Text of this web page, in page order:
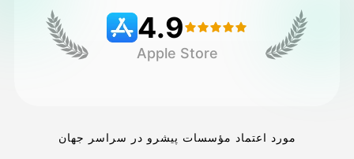
قیمت‌ها 4.9
Apple Store
مورد اعتماد مؤسسات پیشرو در سراسر جهان